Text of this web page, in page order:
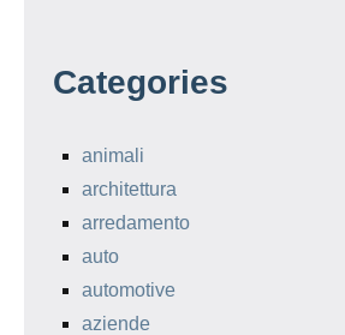
Categories
animali
architettura
arredamento
auto
automotive
aziende